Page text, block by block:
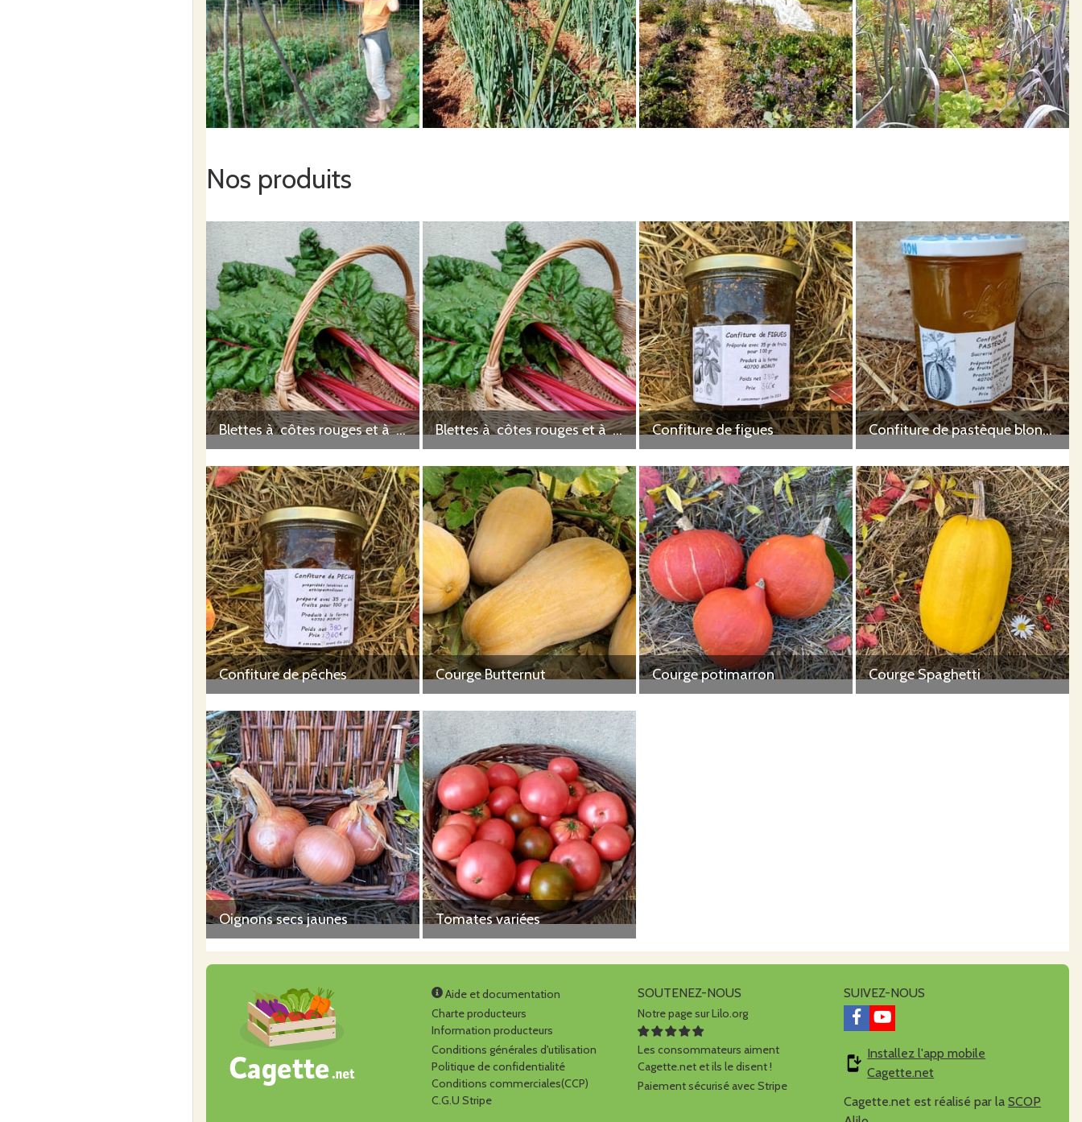
Nos produits
Blettes à côtes rouges et à côtes jaunes Blettes à côtes rouges et à côtes jaunes Confiture de figues Confiture de pastèque blonde
Confiture de pêches Courge Butternut Courge potimarron Courge Spaghetti
Oignons secs jaunes Tomates variées
Aide et documentation
Charte producteurs
Information producteurs
Conditions générales d'utilisation
Politique de confidentialité
Conditions commerciales(CCP)
C.G.U Stripe
SOUTENEZ-NOUS
Notre page sur Lilo.org
Les consommateurs aiment
Cagette.net et ils le disent !
Paiement sécurisé avec Stripe
SUIVEZ-NOUS
Installez l'app mobile
Cagette.net
Cagette.net est réalisé par la SCOP